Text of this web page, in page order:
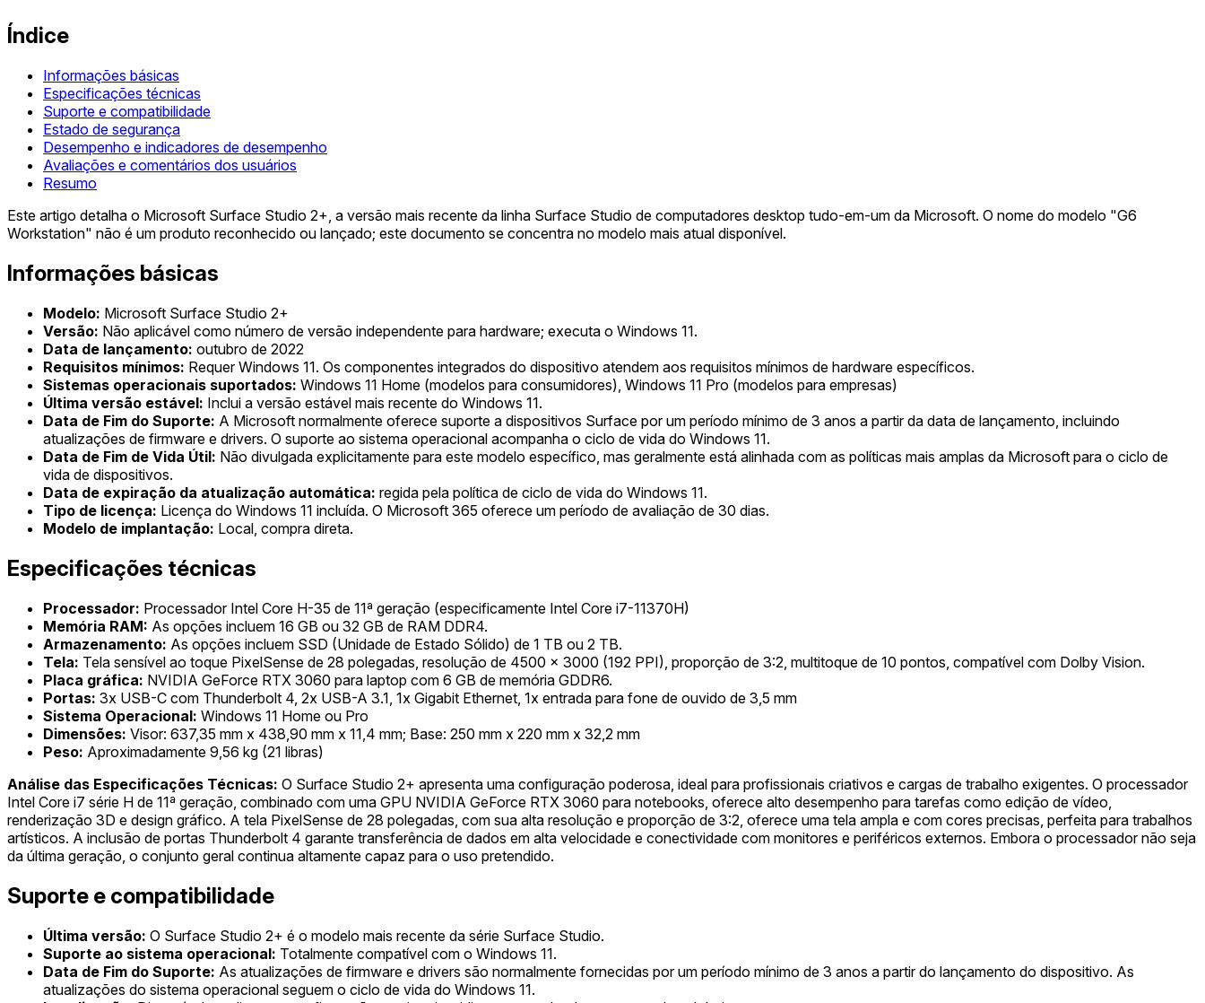
Índice
Informações básicas
Especificações técnicas
Suporte e compatibilidade
Estado de segurança
Desempenho e indicadores de desempenho
Avaliações e comentários dos usuários
Resumo
Este artigo detalha o Microsoft Surface Studio 2+, a versão mais recente da linha Surface Studio de computadores desktop tudo-em-um da Microsoft. O nome do modelo "G6
Workstation" não é um produto reconhecido ou lançado; este documento se concentra no modelo mais atual disponível.
Informações básicas
Modelo: Microsoft Surface Studio 2+
Versão: Não aplicável como número de versão independente para hardware; executa o Windows 11.
Data de lançamento: outubro de 2022
Requisitos mínimos: Requer Windows 11. Os componentes integrados do dispositivo atendem aos requisitos mínimos de hardware específicos.
Sistemas operacionais suportados: Windows 11 Home (modelos para consumidores), Windows 11 Pro (modelos para empresas)
Última versão estável: Inclui a versão estável mais recente do Windows 11.
Data de Fim do Suporte: A Microsoft normalmente oferece suporte a dispositivos Surface por um período mínimo de 3 anos a partir da data de lançamento, incluindo
atualizações de firmware e drivers. O suporte ao sistema operacional acompanha o ciclo de vida do Windows 11.
Data de Fim de Vida Útil: Não divulgada explicitamente para este modelo específico, mas geralmente está alinhada com as políticas mais amplas da Microsoft para o ciclo de
vida de dispositivos.
Data de expiração da atualização automática: regida pela política de ciclo de vida do Windows 11.
Tipo de licença: Licença do Windows 11 incluída. O Microsoft 365 oferece um período de avaliação de 30 dias.
Modelo de implantação: Local, compra direta.
Especificações técnicas
Processador: Processador Intel Core H-35 de 11ª geração (especificamente Intel Core i7-11370H)
Memória RAM: As opções incluem 16 GB ou 32 GB de RAM DDR4.
Armazenamento: As opções incluem SSD (Unidade de Estado Sólido) de 1 TB ou 2 TB.
Tela: Tela sensível ao toque PixelSense de 28 polegadas, resolução de 4500 x 3000 (192 PPI), proporção de 3:2, multitoque de 10 pontos, compatível com Dolby Vision.
Placa gráfica: NVIDIA GeForce RTX 3060 para laptop com 6 GB de memória GDDR6.
Portas: 3x USB-C com Thunderbolt 4, 2x USB-A 3.1, 1x Gigabit Ethernet, 1x entrada para fone de ouvido de 3,5 mm
Sistema Operacional: Windows 11 Home ou Pro
Dimensões: Visor: 637,35 mm x 438,90 mm x 11,4 mm; Base: 250 mm x 220 mm x 32,2 mm
Peso: Aproximadamente 9,56 kg (21 libras)
Análise das Especificações Técnicas: O Surface Studio 2+ apresenta uma configuração poderosa, ideal para profissionais criativos e cargas de trabalho exigentes. O processador
Intel Core i7 série H de 11ª geração, combinado com uma GPU NVIDIA GeForce RTX 3060 para notebooks, oferece alto desempenho para tarefas como edição de vídeo,
renderização 3D e design gráfico. A tela PixelSense de 28 polegadas, com sua alta resolução e proporção de 3:2, oferece uma tela ampla e com cores precisas, perfeita para trabalhos
artísticos. A inclusão de portas Thunderbolt 4 garante transferência de dados em alta velocidade e conectividade com monitores e periféricos externos. Embora o processador não seja
da última geração, o conjunto geral continua altamente capaz para o uso pretendido.
Suporte e compatibilidade
Última versão: O Surface Studio 2+ é o modelo mais recente da série Surface Studio.
Suporte ao sistema operacional: Totalmente compatível com o Windows 11.
Data de Fim do Suporte: As atualizações de firmware e drivers são normalmente fornecidas por um período mínimo de 3 anos a partir do lançamento do dispositivo. As
atualizações do sistema operacional seguem o ciclo de vida do Windows 11.